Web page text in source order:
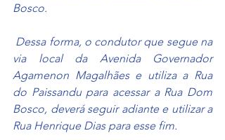
Bosco.
via local da Avenida Governador
Agamenon Magalhães e utiliza a Rua
do Paissandu para acessar a Rua Dom
Bosco, deverá seguir adiante e utilizar a
Rua Henrique Dias para esse fim.